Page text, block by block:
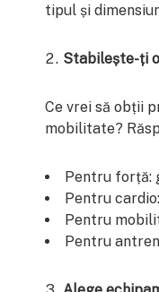
tipul și
Stabilește-ți
Ce vrei să obții
mobilitate?
Pentru forță:
Pentru
Pentru
Pentru